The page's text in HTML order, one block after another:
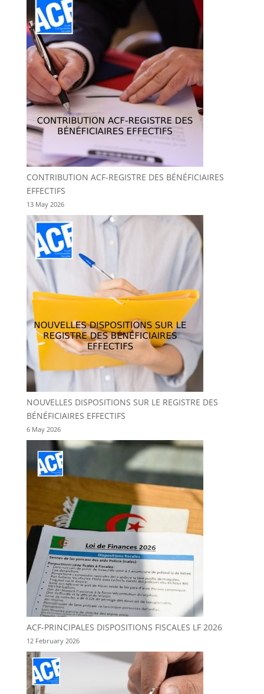
CONTRIBUTION ACF-REGISTRE DES BÉNÉFICIAIRES
EFFECTIFS
13 May 2026
NOUVELLES DISPOSITIONS SUR LE REGISTRE DES
BÉNÉFICIAIRES EFFECTIFS
6 May 2026
ACF-PRINCIPALES DISPOSITIONS FISCALES LF 2026
12 February 2026